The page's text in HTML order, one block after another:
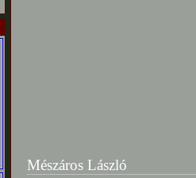
Mészáros László